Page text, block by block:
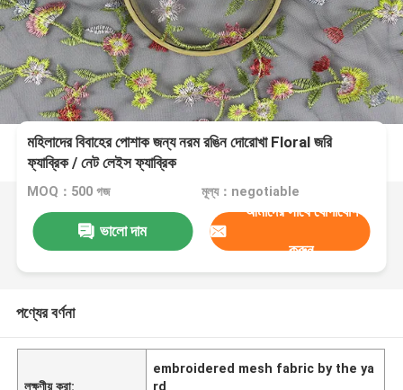
মহিলাদের বিবাহের পোশাক জন্য নরম রঙিন দোরোখা Floral জরি
ফ্যাব্রিক / নেট লেইস ফ্যাব্রিক
MOQ：500 গজ মূল্য：negotiable
ভালো দাম
আমাদের সাথে যোগাযোগ
করুন
পণ্যের বর্ণনা
লক্ষণীয় করা:
embroidered mesh fabric by the ya
rd